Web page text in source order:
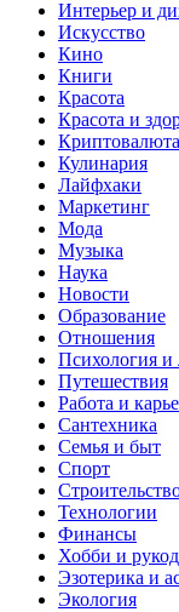
Интерьер и
Искусство
Кино
Книги
Красота
Красота и
Криптовалюта
Кулинария
Лайфхаки
Маркетинг
Мода
Музыка
Наука
Новости
Образование
Отношения
Психология и
Путешествия
Работа и
Сантехника
Семья и быт
Спорт
Технологии
Финансы
Хобби и
Эзотерика и
Экология